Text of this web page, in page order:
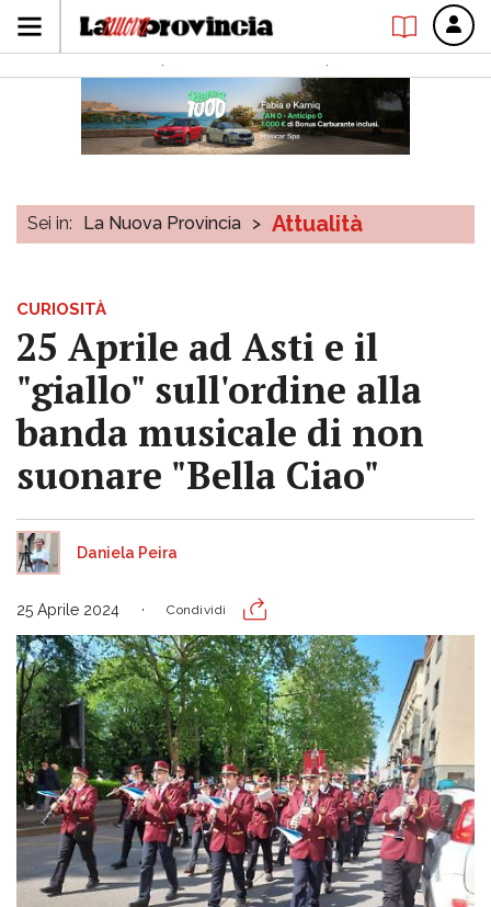
Sei in: La Nuova Provincia > Attualità
CURIOSITÀ
25 Aprile ad Asti e il
"giallo" sull'ordine alla
banda musicale di non
suonare "Bella Ciao"
Daniela Peira
25 Aprile 2024 Condividi